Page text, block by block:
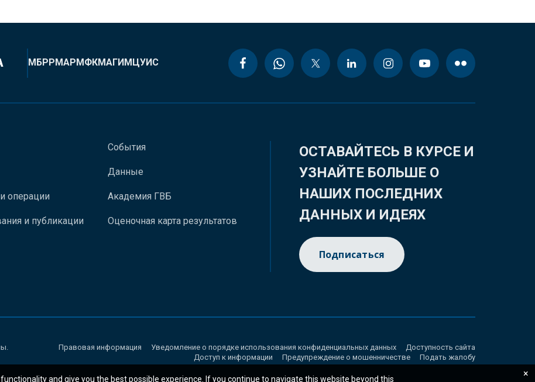
МБРРМАРМФКМАГИМЦУИС
операции
и публикации
События
Данные
Академия ГВБ
Оценочная карта результатов
ОСТАВАЙТЕСЬ В КУРСЕ И
УЗНАЙТЕ БОЛЬШЕ О
НАШИХ ПОСЛЕДНИХ
ДАННЫХ И ИДЕЯХ
Подписаться
Правовая информация Уведомление о порядке использования конфиденциальных данных
Доступность сайта
Доступ к информации
Предупреждение о мошенничестве Подать жалобу
and give you the best possible experience. If you continue to navigate this website beyond this ×